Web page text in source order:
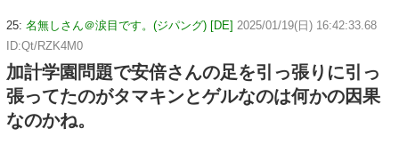
25: 名無しさん＠涙目です。(ジパング) [DE] 2025/01/19(日) 16:42:33.68
ID:Qt/RZK4M0
加計学園問題で安倍さんの足を引っ張りに引っ
張ってたのがタマキンとゲルなのは何かの因果
なのかね。